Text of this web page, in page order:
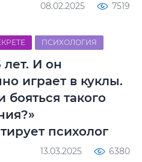
08.02.2025 7519
ПСИХОЛОГИЯ
И он
играет в куклы.
бояться такого
психолог
13.03.2025 6380